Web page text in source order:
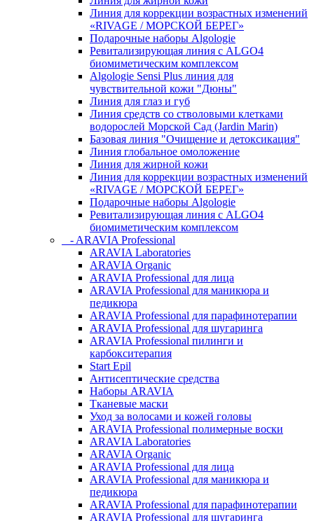
Линия для коррекции возрастных изменений
«RIVAGE / МОРСКОЙ БЕРЕГ»
Подарочные наборы Algologie
Ревитализирующая линия с ALGO4
биомиметическим комплексом
Algologie Sensi Plus линия для
чувcтвительной кожи "Дюны"
Линия для глаз и губ
Линия средств со стволовыми клетками
водорослей Морской Сад (Jardin Marin)
Базовая линия "Очищение и детоксикация"
Линия глобальное омоложение
Линия для жирной кожи
Линия для коррекции возрастных изменений
«RIVAGE / МОРСКОЙ БЕРЕГ»
Подарочные наборы Algologie
Ревитализирующая линия с ALGO4
биомиметическим комплексом
- ARAVIA Professional
ARAVIA Laboratories
ARAVIA Organic
ARAVIA Professional для лица
ARAVIA Professional для маникюра и
педикюра
ARAVIA Professional для парафинотерапии
ARAVIA Professional для шугаринга
ARAVIA Professional пилинги и
карбокситерапия
Start Epil
Антисептические средства
Наборы ARAVIA
Тканевые маски
Уход за волосами и кожей головы
ARAVIA Professional полимерные воски
ARAVIA Laboratories
ARAVIA Organic
ARAVIA Professional для лица
ARAVIA Professional для маникюра и
педикюра
ARAVIA Professional для парафинотерапии
ARAVIA Professional для шугаринга